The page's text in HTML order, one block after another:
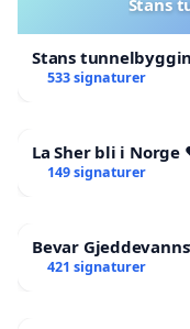
Stans
Stans
533 signaturer
La Sher bli i Norge
149 signaturer
Bevar
421 signaturer